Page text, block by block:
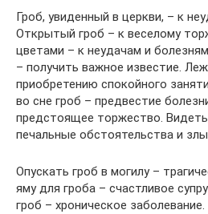
Гроб, увиденный в церкви, – к
Открытый гроб – к веселому
цветами – к неудачам и
– получить важное известие.
приобретению спокойного
во сне гроб – предвестие
предстоящее торжество.
печальные обстоятельства и
Опускать гроб в могилу –
яму для гроба – счастливое
гроб – хроническое